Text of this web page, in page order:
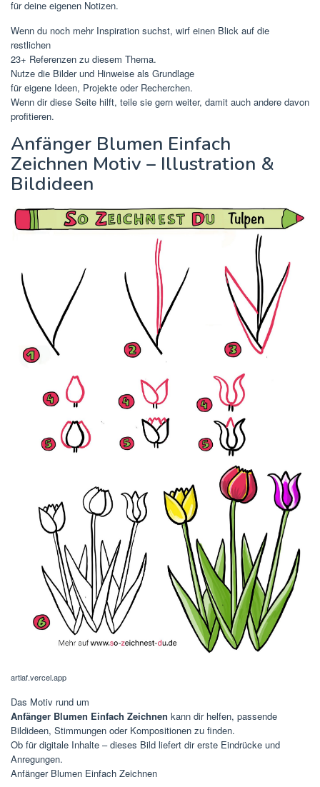
für deine eigenen Notizen.
Wenn du noch mehr Inspiration suchst, wirf einen Blick auf die
restlichen
23+ Referenzen zu diesem Thema.
Nutze die Bilder und Hinweise als Grundlage
für eigene Ideen, Projekte oder Recherchen.
Wenn dir diese Seite hilft, teile sie gern weiter, damit auch andere davon
profitieren.
Anfänger Blumen Einfach
Zeichnen Motiv – Illustration &
Bildideen
artlaf.vercel.app
Das Motiv rund um
Anfänger Blumen Einfach Zeichnen kann dir helfen, passende
Bildideen, Stimmungen oder Kompositionen zu finden.
Ob für digitale Inhalte – dieses Bild liefert dir erste Eindrücke und
Anregungen.
Anfänger Blumen Einfach Zeichnen